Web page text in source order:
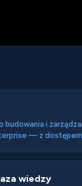
i
— z
regulacjami które nie
wiedzy